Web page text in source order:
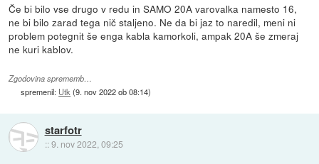
Če bi bilo vse drugo v redu in SAMO 20A varovalka namesto 16,
ne bi bilo zarad tega nič staljeno. Ne da bi jaz to naredil, meni ni
problem potegnit še enga kabla kamorkoli, ampak 20A še zmeraj
ne kuri kablov.
Zgodovina sprememb…
spremenil: Utk (9. nov 2022 ob 08:14)
starfotr
::9. nov 2022, 09:25